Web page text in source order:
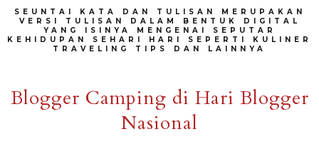
SEUNTAI KATA DAN TULISAN MERUPAKAN
VERSI TULISAN DALAM BENTUK DIGITAL
YANG ISINYA MENGENAI SEPUTAR
KEHIDUPAN SEHARI HARI SEPERTI KULINER
TRAVELING TIPS DAN LAINNYA
Blogger Camping di Hari Blogger
Nasional